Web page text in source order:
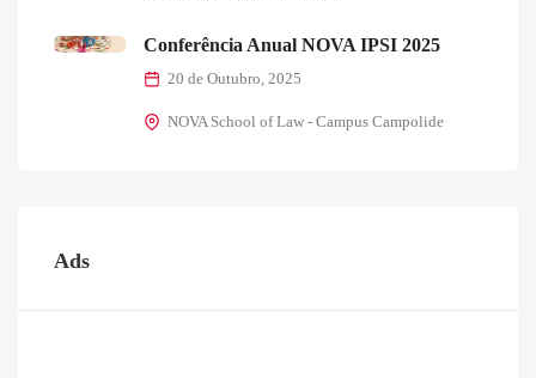
Conferência Anual NOVA IPSI 2025
20 de Outubro, 2025
NOVA School of Law - Campus Campolide
Ads